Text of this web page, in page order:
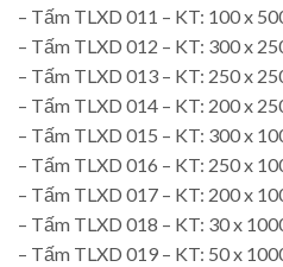
– Tấm TLXD 011 – KT: 100 x
– Tấm TLXD 012 – KT: 300 x
– Tấm TLXD 013 – KT: 250 x
– Tấm TLXD 014 – KT: 200 x
– Tấm TLXD 015 – KT: 300 x
– Tấm TLXD 016 – KT: 250 x
– Tấm TLXD 017 – KT: 200 x
– Tấm TLXD 018 – KT: 30 x
– Tấm TLXD 019 – KT: 50 x